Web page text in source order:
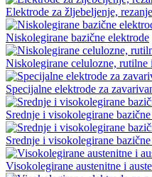
Elektrode za žljebeljenje,
Niskolegirane bazične elektrode
Niskolegirane celulozne, rutilne
Specijalne elektrode za
Srednje i visokolegirane
Srednje i visokolegirane
Visokolegirane austenitne i